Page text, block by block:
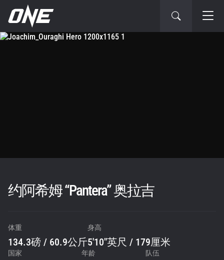
约阿希姆 “Pantera” 奥拉吉
体重
134.3磅 / 60.9公斤
身高
5'10"英尺 / 179厘米
国家 年龄 队伍